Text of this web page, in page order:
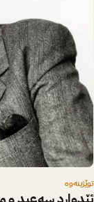
توێژینەوە